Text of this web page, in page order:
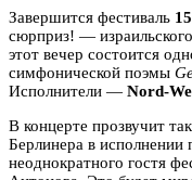
Завершится фестиваль
сюрприз! —
этот вечер состоится
симфонической поэмы
Исполнители — Nord-
В концерте прозвучит
Берлинера в исполнении
неоднократного гостя